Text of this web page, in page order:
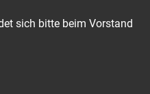
sich bitte beim Vorstand